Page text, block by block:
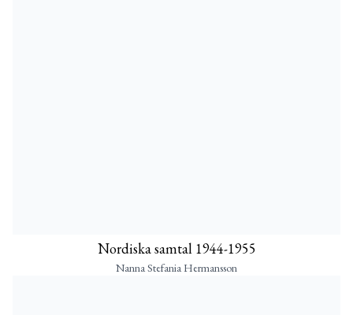
Nordiska samtal 1944-1955
Nanna Stefania Hermansson